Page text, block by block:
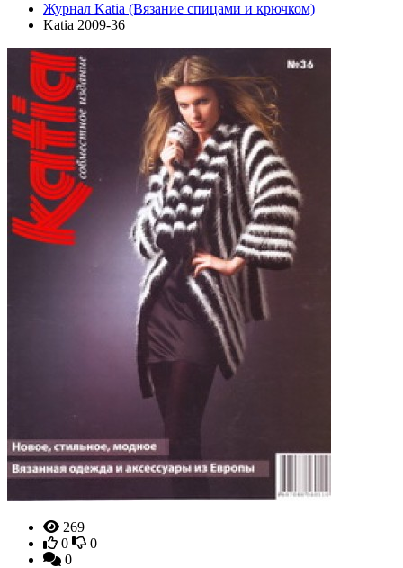
Журнал Katia (Вязание спицами и крючком)
Katia 2009-36
269
0
0
0